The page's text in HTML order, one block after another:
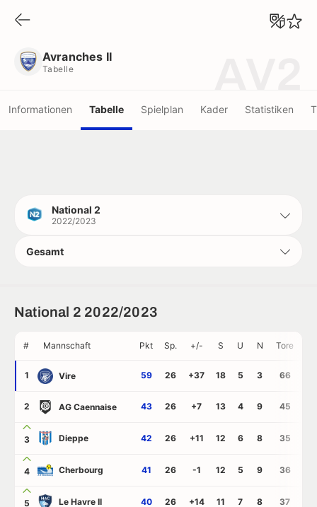
Avranches II
Tabelle
Informationen Tabelle Spielplan Kader Statistiken
National 2
2022/2023
Gesamt
National 2 2022/2023
# Mannschaft Pkt Sp. +/- S U N Tore
1 Vire 59 26 +37 18 5 3 66
2 AG Caennaise 43 26 +7 13 4 9 45
3 Dieppe 42 26 +11 12 6 8 35
4 Cherbourg 41 26 -1 12 5 9 36
5 Le Havre II 40 26 +14 11 7 8 37